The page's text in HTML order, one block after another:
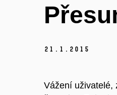
21. 1. 2015
Vážení uživatelé,